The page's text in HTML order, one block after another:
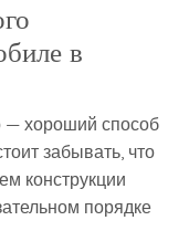
в
— хороший способ
забывать, что
конструкции
порядке